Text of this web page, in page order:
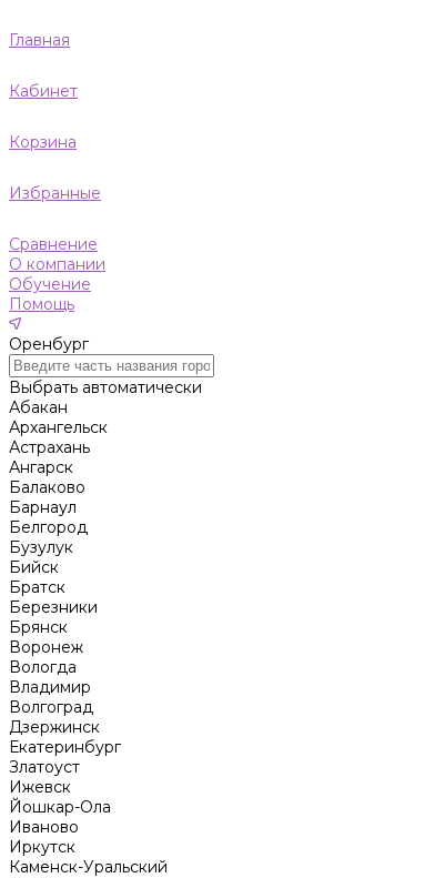
Главная
Кабинет
Корзина
Избранные
Сравнение
О компании
Обучение
Помощь
Оренбург
Выбрать автоматически
Абакан
Архангельск
Астрахань
Ангарск
Балаково
Барнаул
Белгород
Бузулук
Бийск
Братск
Березники
Брянск
Воронеж
Вологда
Владимир
Волгоград
Дзержинск
Екатеринбург
Златоуст
Ижевск
Йошкар-Ола
Иваново
Иркутск
Каменск-Уральский